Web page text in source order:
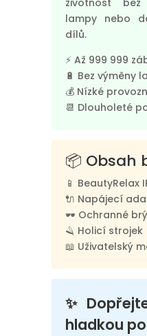
životnost
lampy nebo
dílů.
⚡ Až 999 999
🔋 Bez výměny
💰 Nízké
📆 Dlouholeté
📦 Obsah
📱 BeautyRelax
🔌 Napájecí
🕶️ Ochranné
🪒 Holicí strojek
📖 Uživatelský
✨
hladkou